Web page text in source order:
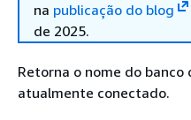
na publicação do blog
de 2025.
Retorna o nome do
atualmente conectado.